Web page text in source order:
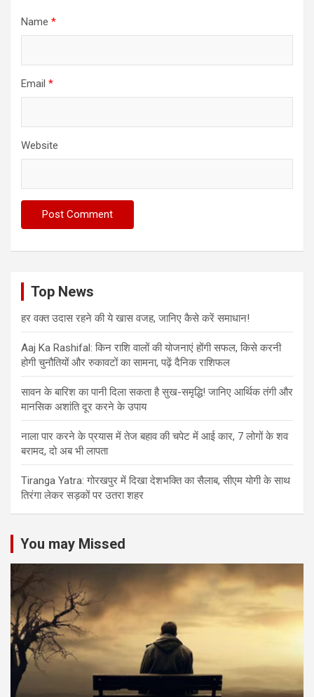
Name *
Email *
Website
Top News
हर वक्त उदास रहने की ये खास वजह, जानिए कैसे करें समाधान!
Aaj Ka Rashifal: किन राशि वालों की योजनाएं होंगी सफल, किसे करनी
होगी चुनौतियों और रुकावटों का सामना, पढ़ें दैनिक राशिफल
सावन के बारिश का पानी दिला सकता है सुख-समृद्धि! जानिए आर्थिक तंगी और
मानसिक अशांति दूर करने के उपाय
नाला पार करने के प्रयास में तेज बहाव की चपेट में आई कार, 7 लोगों के शव
बरामद, दो अब भी लापता
Tiranga Yatra: गोरखपुर में दिखा देशभक्ति का सैलाब, सीएम योगी के साथ
तिरंगा लेकर सड़कों पर उतरा शहर
You may Missed